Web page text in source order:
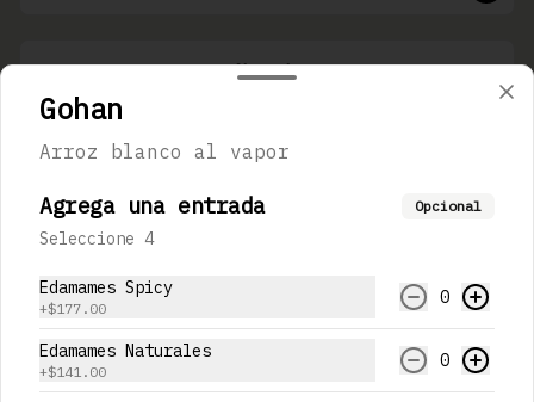
Naruto
$123.00
Fresas y zarzamoras maceradas,
jugo de lychee, jugo de
Gohan
Arroz blanco al vapor
Agrega una entrada Opcional
Seleccione 4
Edamames Spicy
+$177.00
0
Edamames Naturales
+$141.00
0